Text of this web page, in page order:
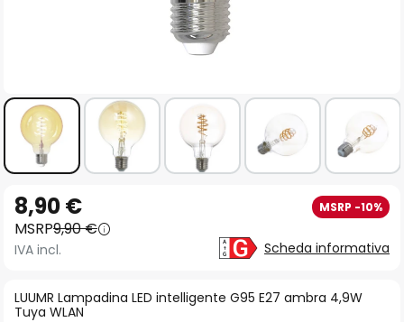
all'inizio
della
galleria
immagini
LUUMR Lampadina LED intelligente G95 E27 ambra 4,9W
Tuya WLAN
8,90 € MSRP -10%
MSRP9,90 €
IVA incl. Scheda informativa